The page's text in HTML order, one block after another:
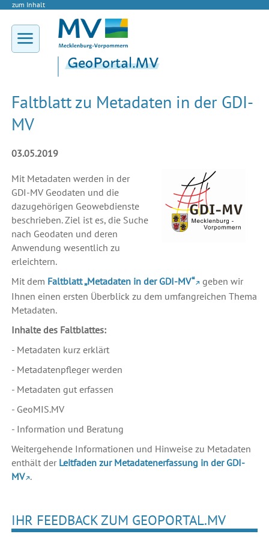
zum Inhalt
Faltblatt zu Metadaten in der GDI-
MV
03.05.2019
Mit Metadaten werden in der
GDI-MV Geodaten und die
dazugehörigen Geowebdienste
beschrieben. Ziel ist es, die Suche
nach Geodaten und deren
Anwendung wesentlich zu
erleichtern.
Mit dem Faltblatt „Metadaten in der GDI-MV“
geben wir
Ihnen einen ersten Überblick zu dem umfangreichen Thema
Metadaten.
Inhalte des Faltblattes:
- Metadaten kurz erklärt
- Metadatenpfleger werden
- Metadaten gut erfassen
- GeoMIS.MV
- Information und Beratung
Weitergehende Informationen und Hinweise zu Metadaten
enthält der Leitfaden zur Metadatenerfassung in der GDI-
MV .
IHR FEEDBACK ZUM GEOPORTAL.MV